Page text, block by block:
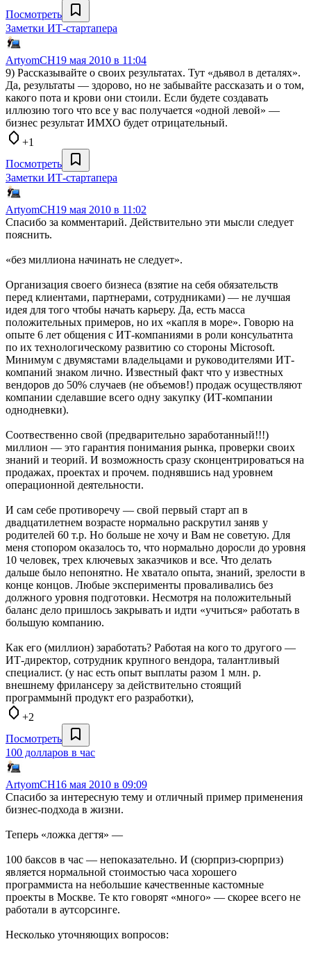
Посмотреть
Заметки ИТ-стартапера
ArtyomCH19 мая 2010 в 11:04
9) Рассказывайте о своих результатах. Тут «дьявол в деталях».
Да, результаты — здорово, но не забывайте рассказать и о том,
какого пота и крови они стоили. Если будете создавать
иллюзию того что все у вас получается «одной левой» —
бизнес результат ИМХО будет отрицательный.
+1
Посмотреть
Заметки ИТ-стартапера
ArtyomCH19 мая 2010 в 11:02
Спасибо за комментарий. Действительно эти мысли следует
пояснить.
«без миллиона начинать не следует».
Организация своего бизнеса (взятие на себя обязательств
перед клиентами, партнерами, сотрудниками) — не лучшая
идея для того чтобы начать карьеру. Да, есть масса
положительных примеров, но их «капля в море». Говорю на
опыте 6 лет общения с ИТ-компаниями в роли консульатнта
по их технологическому развитию со стороны Microsoft.
Минимум с двумястами владельцами и руководителями ИТ-
компаний знаком лично. Известный факт что у известных
вендоров до 50% случаев (не объемов!) продаж осуществляют
компании сделавшие всего одну закупку (ИТ-компании
однодневки).
Соотвественно свой (предварительно заработанный!!!)
миллион — это гарантия понимания рынка, проверки своих
знаний и теорий. И возможность сразу сконцентрироваться на
продажах, проектах и прочем. поднявшись над уровнем
операционной деятельности.
И сам себе противоречу — свой первый старт ап в
двадцатилетнем возрасте нормально раскрутил заняв у
родителей 60 т.р. Но больше не хочу и Вам не советую. Для
меня стопором оказалось то, что нормально доросли до уровня
10 человек, трех ключевых заказчиков и все. Что делать
дальше было непонятно. Не хватало опыта, знаний, зрелости в
конце концов. Любые эксперименты проваливались без
должного уровня подготовки. Несмотря на положительный
баланс дело пришлось закрывать и идти «учиться» работать в
большую компанию.
Как его (миллион) заработать? Работая на кого то другого —
ИТ-директор, сотрудник крупного вендора, талантливый
специалист. (у нас есть опыт выплаты разом 1 млн. р.
внешнему фрилансеру за действительно стоящий
программынй продукт его разработки),
+2
Посмотреть
100 долларов в час
ArtyomCH16 мая 2010 в 09:09
Спасибо за интересную тему и отличный пример применения
бизнес-подхода в жизни.
Теперь «ложка дегтя» —
100 баксов в час — непоказательно. И (сюрприз-сюрприз)
является нормальной стоимостью часа хорошего
программиста на небольшие качественные кастомные
проекты в Москве. Те кто говорят «много» — скорее всего не
работали в аутсорсинге.
Несколько уточняющих вопросов: